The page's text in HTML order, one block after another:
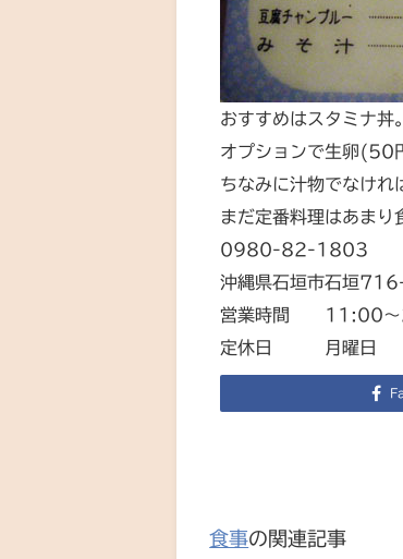
おすすめはスタミナ丼
オプションで生卵(50
ちなみに汁物でなけれ
まだ定番料理はあまり
0980-82-1803
沖縄県石垣市石垣
営業時間 11:00
定休日 月曜日
食事の関連記事